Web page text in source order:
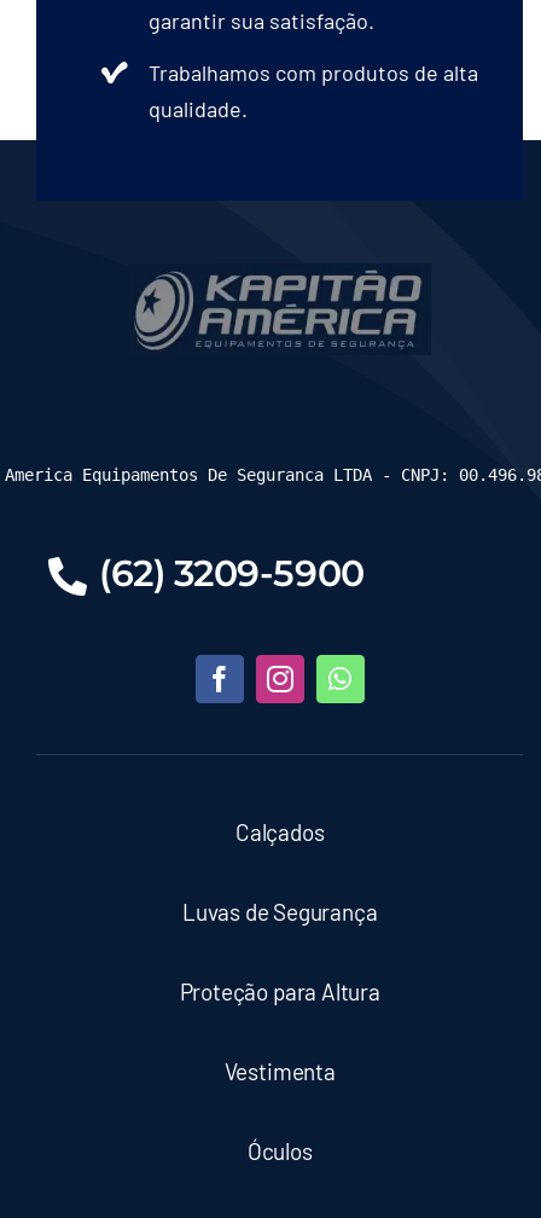
garantir sua satisfação.
Trabalhamos com produtos de alta
qualidade.
(62) 3209-5900
Calçados
Luvas de Segurança
Proteção para Altura
Vestimenta
Óculos
Equipamentos De Seguranca LTDA - CNPJ: